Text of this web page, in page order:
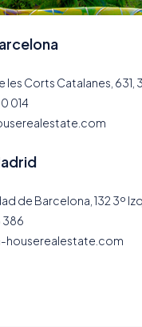
les Corts Catalanes, 631,
014
de Barcelona, 132 3º
386
houserealestate.com